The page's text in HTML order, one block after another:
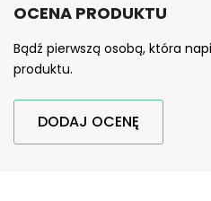
OCENA PRODUKTU
Bądź pierwszą osobą, która
produktu.
DODAJ OCENĘ